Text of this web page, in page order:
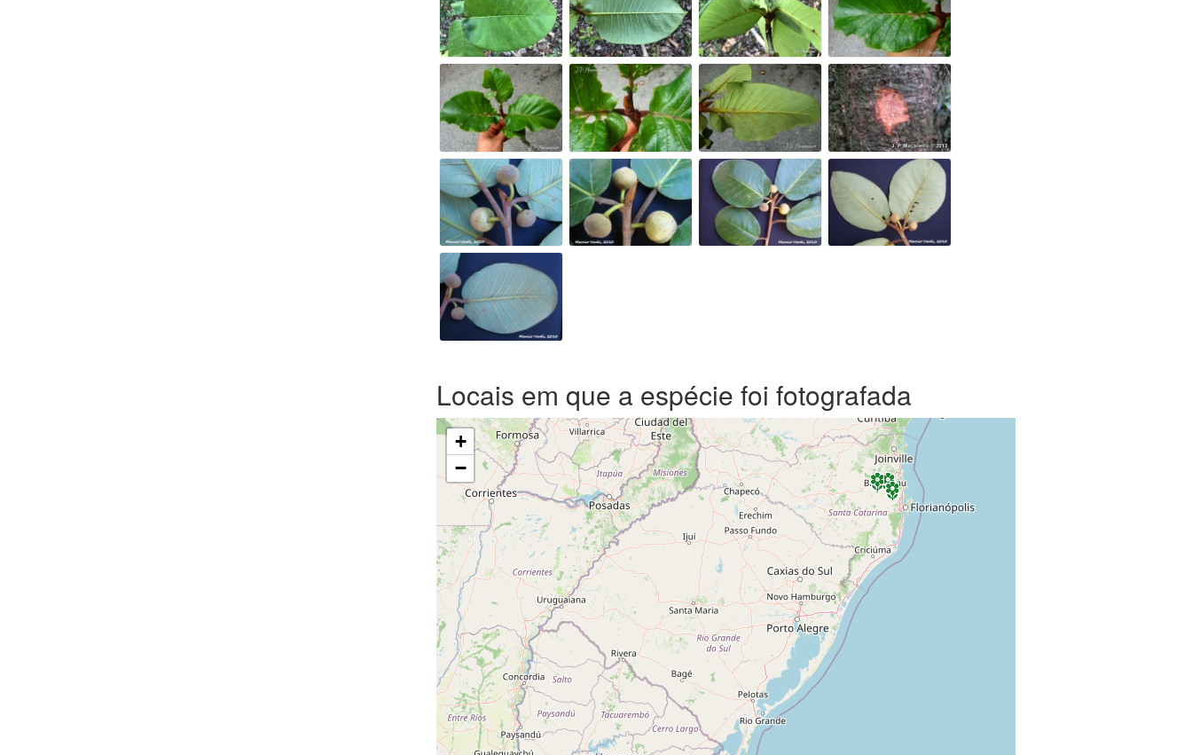
Locais em que a espécie foi fotografada
+
−